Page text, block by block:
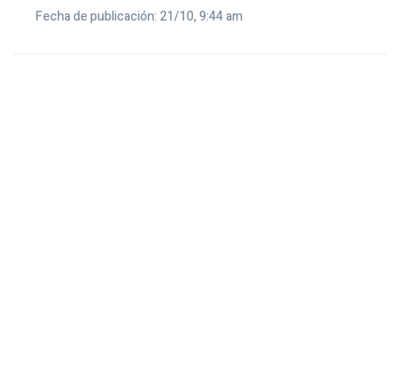
Fecha de publicación: 21/10, 9:44 am